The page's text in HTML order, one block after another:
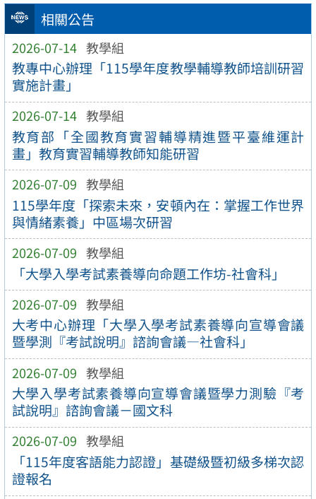
相關公告
2026-07-14 教學組
教專中心辦理「115學年度教學輔導教師培訓研習
實施計畫」
2026-07-14 教學組
教育部「全國教育實習輔導精進暨平臺維運計
畫」教育實習輔導教師知能研習
2026-07-09 教學組
115學年度「探索未來，安頓內在：掌握工作世界
與情緒素養」中區場次研習
2026-07-09 教學組
「大學入學考試素養導向命題工作坊-社會科」
2026-07-09 教學組
大考中心辦理「大學入學考試素養導向宣導會議
暨學測『考試說明』諮詢會議—社會科」
2026-07-09 教學組
大學入學考試素養導向宣導會議暨學力測驗『考
試說明』諮詢會議－國文科
2026-07-09 教學組
「115年度客語能力認證」基礎級暨初級多梯次認
證報名